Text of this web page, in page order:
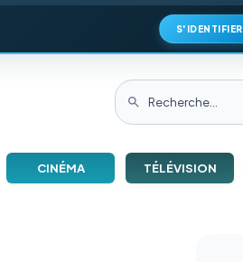
S'IDENTIFIER
CINÉMA TÉLÉVISION